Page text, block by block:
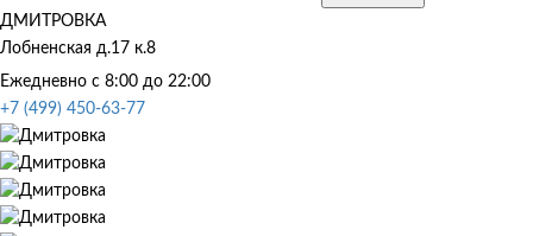
ДМИТРОВКА
Лобненская д.17 к.8
Ежедневно с 8:00 до 22:00
+7 (499) 450-63-77